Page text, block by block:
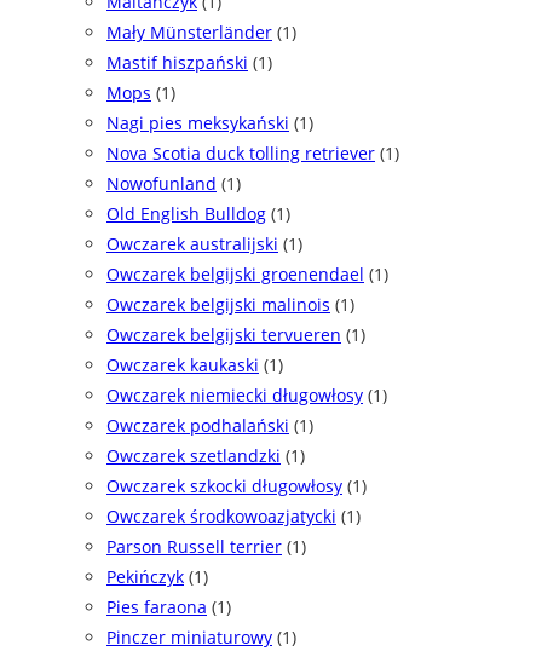
Mały Münsterländer (1)
Mastif hiszpański (1)
Mops (1)
Nagi pies meksykański (1)
Nova Scotia duck tolling retriever (1)
Nowofunland (1)
Old English Bulldog (1)
Owczarek australijski (1)
Owczarek belgijski groenendael (1)
Owczarek belgijski malinois (1)
Owczarek belgijski tervueren (1)
Owczarek kaukaski (1)
Owczarek niemiecki długowłosy (1)
Owczarek podhalański (1)
Owczarek szetlandzki (1)
Owczarek szkocki długowłosy (1)
Owczarek środkowoazjatycki (1)
Parson Russell terrier (1)
Pekińczyk (1)
Pies faraona (1)
Pinczer miniaturowy (1)